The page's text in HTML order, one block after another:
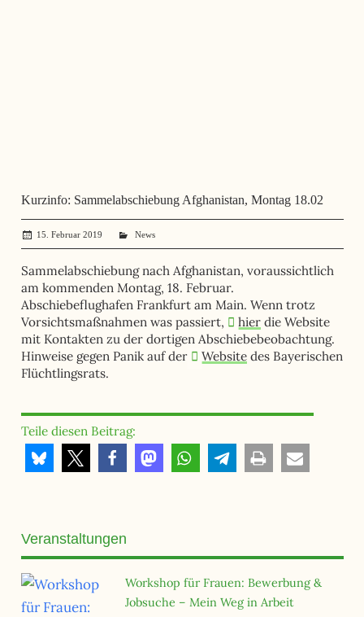
Kurzinfo: Sammelabschiebung Afghanistan, Montag 18.02
15. Februar 2019 administrator
News
Sammelabschiebung nach Afghanistan, voraussichtlich
am kommenden Montag, 18. Februar.
Abschiebeflughafen Frankfurt am Main. Wenn trotz
Vorsichtsmaßnahmen was passiert,
hier die Website
mit Kontakten zu der dortigen Abschiebebeobachtung.
Hinweise gegen Panik auf der
Website des Bayerischen
Flüchtlingsrats.
Teile diesen Beitrag:
Veranstaltungen
Workshop für Frauen: Bewerbung &
Jobsuche – Mein Weg in Arbeit